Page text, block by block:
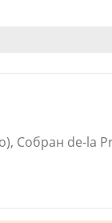
Собран de-la